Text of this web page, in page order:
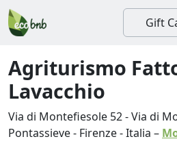
Gift
Agriturismo
Lavacchio
Via di Montefiesole 52 - Via di
Pontassieve- Firenze-Italia –